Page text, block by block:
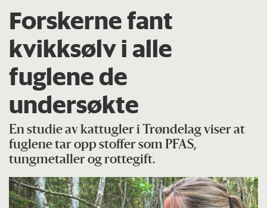
Forskerne fant
kvikksølv i alle
fuglene de
undersøkte
En studie av kattugler i Trøndelag viser at
fuglene tar opp stoffer som PFAS,
tungmetaller og rottegift.